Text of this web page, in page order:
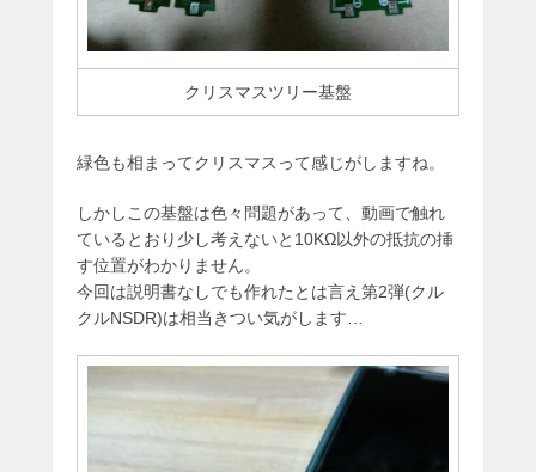
クリスマスツリー基盤
緑色も相まってクリスマスって感じがしますね。
しかしこの基盤は色々問題があって、動画で触れ
ているとおり少し考えないと10KΩ以外の抵抗の挿
す位置がわかりません。
今回は説明書なしでも作れたとは言え第2弾(クル
クルNSDR)は相当きつい気がします…